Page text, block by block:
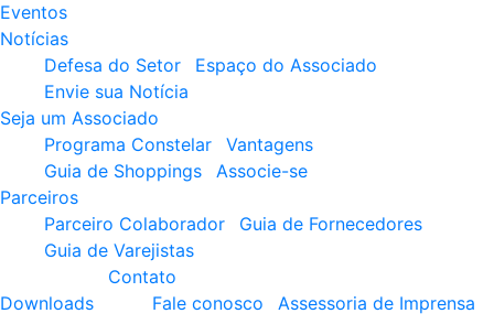
Eventos
Notícias
Defesa do Setor
Espaço do Associado
Envie sua Notícia
Seja um Associado
Programa Constelar
Vantagens
Guia de Shoppings
Associe-se
Parceiros
Parceiro Colaborador
Guia de Fornecedores
Guia de Varejistas
Downloads
Contato
Fale conosco
Assessoria de Imprensa